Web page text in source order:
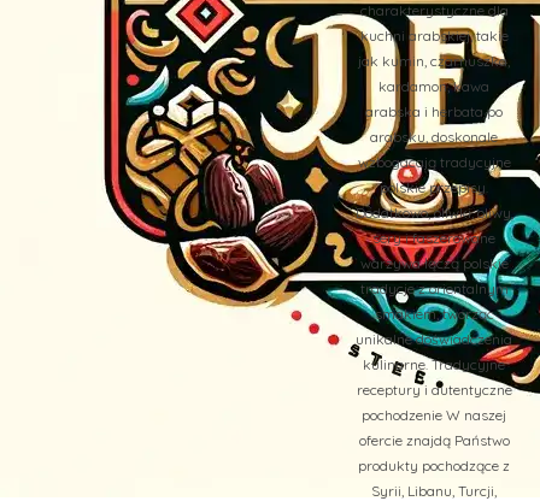
charakterystyczne dla
kuchni arabskiej, takie
jak kumin, czarnuszka,
kardamon, kawa
arabska i herbata po
arabsku, doskonale
wzbogacają tradycyjne
polskie przepisy.
Dodatkowo, oliwki, oliwy,
sery i faszerowane
warzywa łączą polskie
tradycje z orientalnym
smakiem, tworząc
unikalne doświadczenia
kulinarne. Tradycyjne
receptury i autentyczne
pochodzenie W naszej
ofercie znajdą Państwo
produkty pochodzące z
Syrii, Libanu, Turcji,